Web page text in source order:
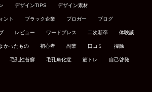
デザインTIPS デザイン素材
ント ブラック企業 ブロガー ブログ
レビュー ワードプレス 二次新卒 体験談
かったもの 初心者 副業 口コミ 掃除
毛孔性苔癬 毛孔角化症 筋トレ 自己啓発